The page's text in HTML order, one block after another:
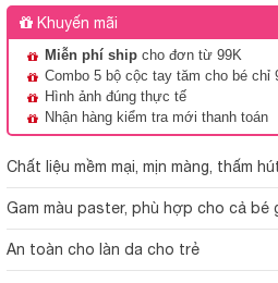
Khuyến mãi
Miễn phí ship cho đơn từ 99K
Combo 5 bộ cộc tay tăm cho bé chỉ
Hình ảnh đúng thực tế
Nhận hàng kiểm tra mới thanh toán
Chất liệu mềm mại, mịn màng, thấm
Gam màu paster, phù hợp cho cả bé
An toàn cho làn da cho trẻ